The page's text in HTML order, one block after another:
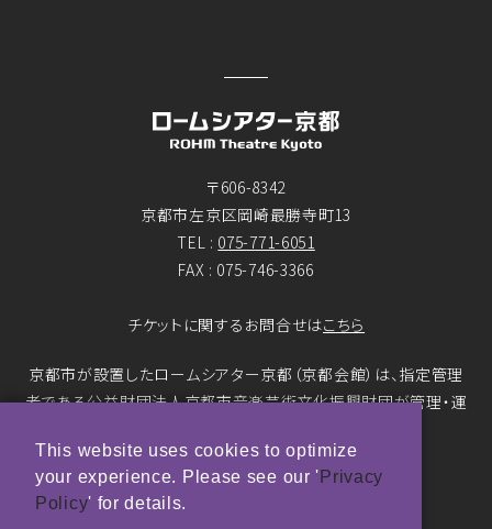
〒606-8342
京都市左京区岡崎最勝寺町13
TEL : 075-771-6051
FAX : 075-746-3366
チケットに関するお問合せはこちら
京都市が設置したロームシアター京都（京都会館）は、指定管理
者である公益財団法人京都市音楽芸術文化振興財団が管理・運
© ROHM Theatre Kyoto. All rights reserved.
トップページメインバナー 撮影：市川靖史
This website uses cookies to optimize
your experience. Please see our ' Privacy
Policy' for details.